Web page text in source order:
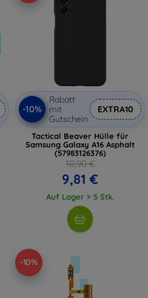
-10%
Rabatt
mit
Gutschein
EXTRA10
Tactical Beaver Hülle für
Samsung Galaxy A16 Asphalt
(57983126376)
10,90 €
9,81 €
Auf Lager > 5 Stk.
-10%